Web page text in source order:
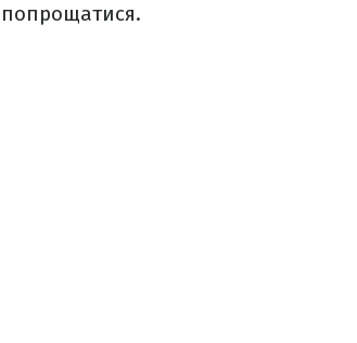
попрощатися.